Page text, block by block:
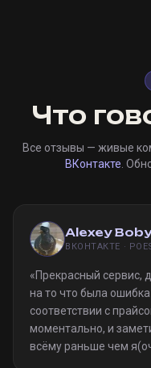
Что
Все отзывы — живые
ВКонтакте .
Alexey
ВКОНТАКТЕ ·
«Прекрасный сервис,
на то что была
соответствии с
моментально, и
всёму раньше чем